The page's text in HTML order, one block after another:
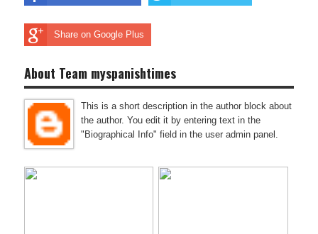
Share on Google Plus
About Team myspanishtimes
This is a short description in the author block about
the author. You edit it by entering text in the
"Biographical Info" field in the user admin panel.